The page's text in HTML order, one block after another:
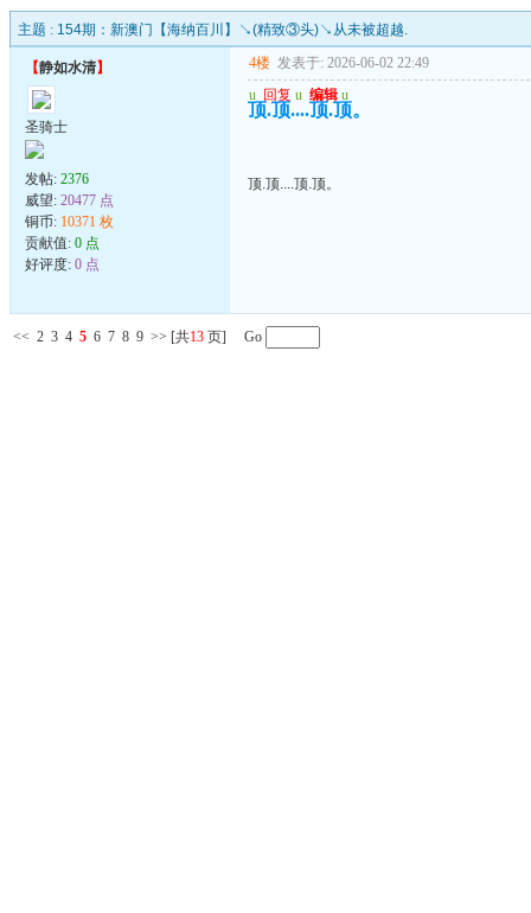
主题 : 154期：新澳门【海纳百川】↘(精致③头)↘从未被超越.
【静如水清】
圣骑士
发帖: 2376
威望: 20477 点
铜币: 10371 枚
贡献值: 0 点
好评度: 0 点
4楼 发表于: 2026-06-02 22:49
u 回复 u 编辑 u
顶.顶....顶.顶。
顶.顶....顶.顶。
<< 2 3 4 5 6 7 8 9 >> [共13 页] Go